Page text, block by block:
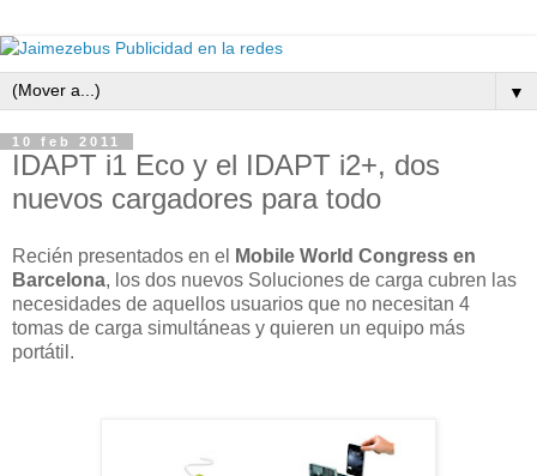
▼
10 feb 2011
IDAPT i1 Eco y el IDAPT i2+, dos
nuevos cargadores para todo
Recién presentados en el
Mobile World Congress en
Barcelona, los dos nuevos Soluciones de carga cubren las
necesidades de aquellos usuarios que no necesitan 4
tomas de carga simultáneas y quieren un equipo más
portátil.